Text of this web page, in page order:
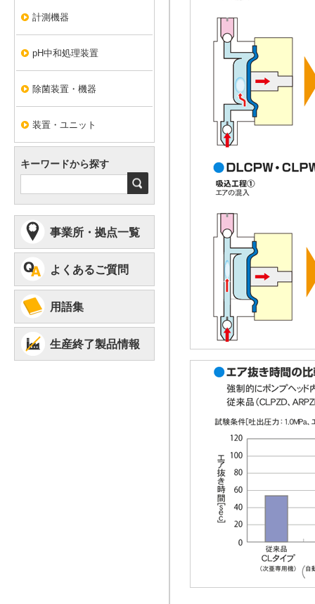
計測機器
pH中和処理装置
除菌装置・機器
装置・ユニット
キーワードから探す
検
索
事業所・拠点一覧
よくあるご質問
用語集
生産終了製品情報